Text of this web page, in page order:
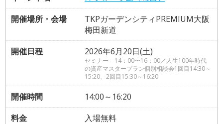
開催場所・会場
TKPガーデンシティPREMIUM大阪
梅田新道
開催日程
2026年6月20日(土)
セミナー 14：00〜16：00／人生100年時代
の資産マスタープラン個別相談会1回目14:30～
15:20、2回目15:30～16:20
開催時間
14:00～16:20
料金
入場無料